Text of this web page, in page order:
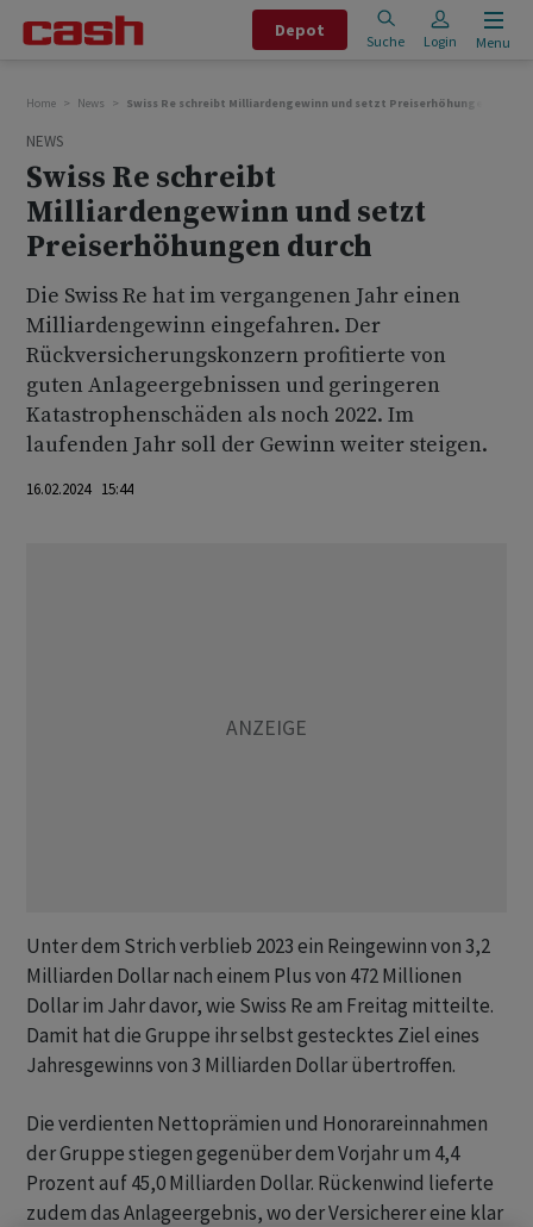
Depot
Suche Login Menu
Home News Swiss Re schreibt Milliardengewinn und setzt Preiserhöhungen durch
NEWS
Swiss Re schreibt
Milliardengewinn und setzt
Preiserhöhungen durch
Die Swiss Re hat im vergangenen Jahr einen
Milliardengewinn eingefahren. Der
Rückversicherungskonzern profitierte von
guten Anlageergebnissen und geringeren
Katastrophenschäden als noch 2022. Im
laufenden Jahr soll der Gewinn weiter steigen.
16.02.2024 15:44
Unter dem Strich verblieb 2023 ein Reingewinn von 3,2
Milliarden Dollar nach einem Plus von 472 Millionen
Dollar im Jahr davor, wie Swiss Re am Freitag mitteilte.
Damit hat die Gruppe ihr selbst gestecktes Ziel eines
Jahresgewinns von 3 Milliarden Dollar übertroffen.
Die verdienten Nettoprämien und Honorareinnahmen
der Gruppe stiegen gegenüber dem Vorjahr um 4,4
Prozent auf 45,0 Milliarden Dollar. Rückenwind lieferte
zudem das Anlageergebnis, wo der Versicherer eine klar